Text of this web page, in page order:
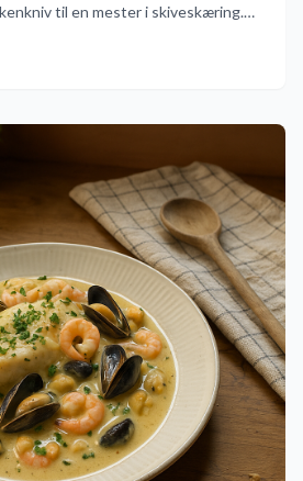
til en mester i skiveskæring.
fransk kødbrød, bagt i ovnen til